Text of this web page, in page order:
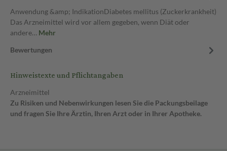
Anwendung &amp; IndikationDiabetes mellitus (Zuckerkrankheit)
Das Arzneimittel wird vor allem gegeben, wenn Diät oder
andere… Mehr
Bewertungen
Hinweistexte und Pflichtangaben
Arzneimittel
Zu Risiken und Nebenwirkungen lesen Sie die Packungsbeilage
und fragen Sie Ihre Ärztin, Ihren Arzt oder in Ihrer Apotheke.